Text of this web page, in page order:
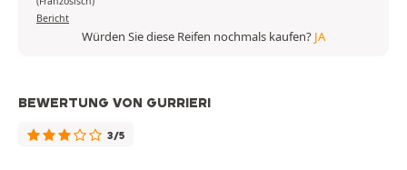
Bericht
Würden Sie diese Reifen nochmals kaufen? JA
BEWERTUNG VON GURRIERI
3/5